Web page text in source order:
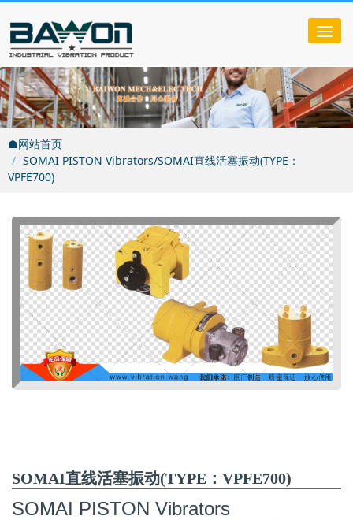
☗网站首页
SOMAI PISTON Vibrators/SOMAI直线活塞振动(TYPE：
VPFE700)
SOMAI直线活塞振动(TYPE：VPFE700)
SOMAI PISTON Vibrators